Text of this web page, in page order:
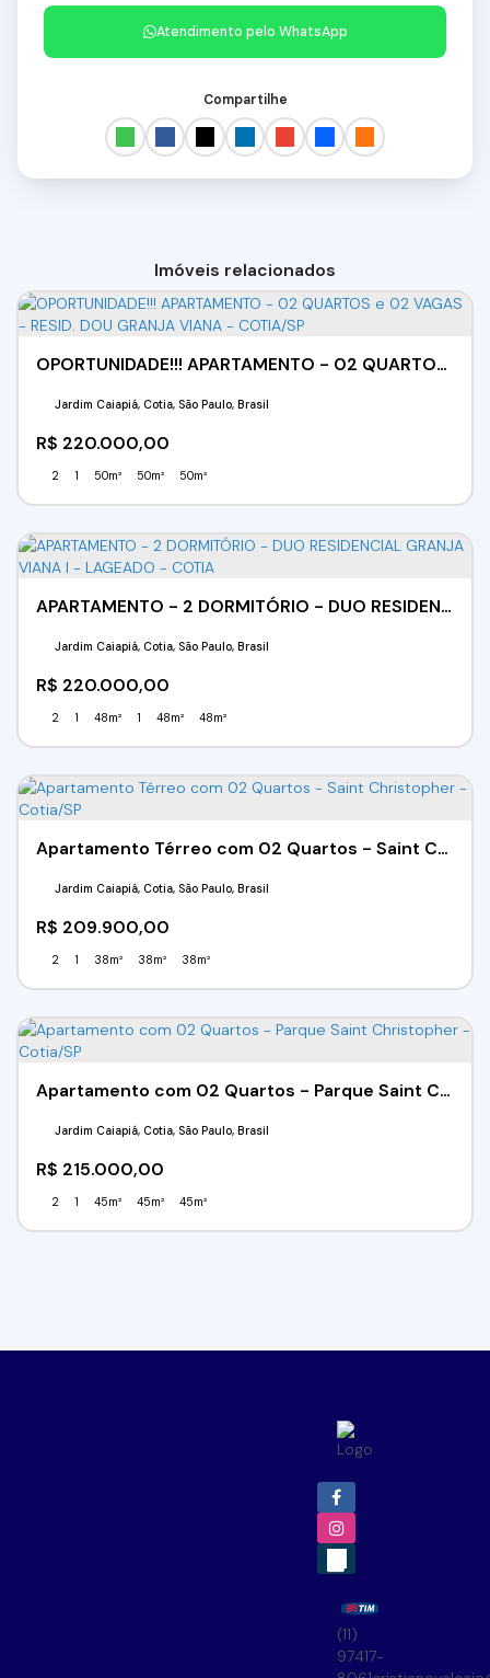
Atendimento pelo WhatsApp
Compartilhe
Imóveis relacionados
OPORTUNIDADE!!! APARTAMENTO - 02 QUARTOS e 02 VAGAS - RESID. DOU GRANJA VIANA - COTIA/SP
R$ 220.000,00
Jardim Caiapiá, Cotia, São Paulo, Brasil
2 1 50m² 50m² 50m²
APARTAMENTO - 2 DORMITÓRIO - DUO RESIDENCIAL GRANJA VIANA l - LAGEADO - COTIA
R$ 220.000,00
Jardim Caiapiá, Cotia, São Paulo, Brasil
2 1 48m² 1 48m² 48m²
Apartamento Térreo com 02 Quartos - Saint Christopher - Cotia/SP
R$ 209.900,00
Jardim Caiapiá, Cotia, São Paulo, Brasil
2 1 38m² 38m² 38m²
Apartamento com 02 Quartos - Parque Saint Christopher - Cotia/SP
R$ 215.000,00
Jardim Caiapiá, Cotia, São Paulo, Brasil
2 1 45m² 45m² 45m²
(11)
97417-